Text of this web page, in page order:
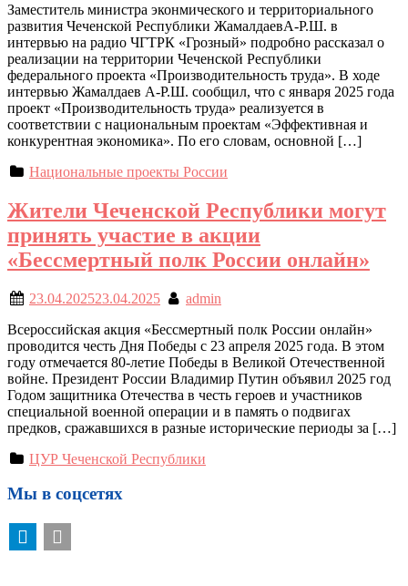
Заместитель министра эконмического и территориального
развития Чеченской Республики ЖамалдаевА-Р.Ш. в
интервью на радио ЧГТРК «Грозный» подробно рассказал о
реализации на территории Чеченской Республики
федерального проекта «Производительность труда». В ходе
интервью Жамалдаев А-Р.Ш. сообщил, что с января 2025 года
проект «Производительность труда» реализуется в
соответствии с национальным проектам «Эффективная и
конкурентная экономика». По его словам, основной […]
Национальные проекты России
Жители Чеченской Республики могут
принять участие в акции
«Бессмертный полк России онлайн»
23.04.202523.04.2025
admin
Всероссийская акция «Бессмертный полк России онлайн»
проводится честь Дня Победы с 23 апреля 2025 года. В этом
году отмечается 80-летие Победы в Великой Отечественной
войне. Президент России Владимир Путин объявил 2025 год
Годом защитника Отечества в честь героев и участников
специальной военной операции и в память о подвигах
предков, сражавшихся в разные исторические периоды за […]
ЦУР Чеченской Республики
Мы в соцсетях